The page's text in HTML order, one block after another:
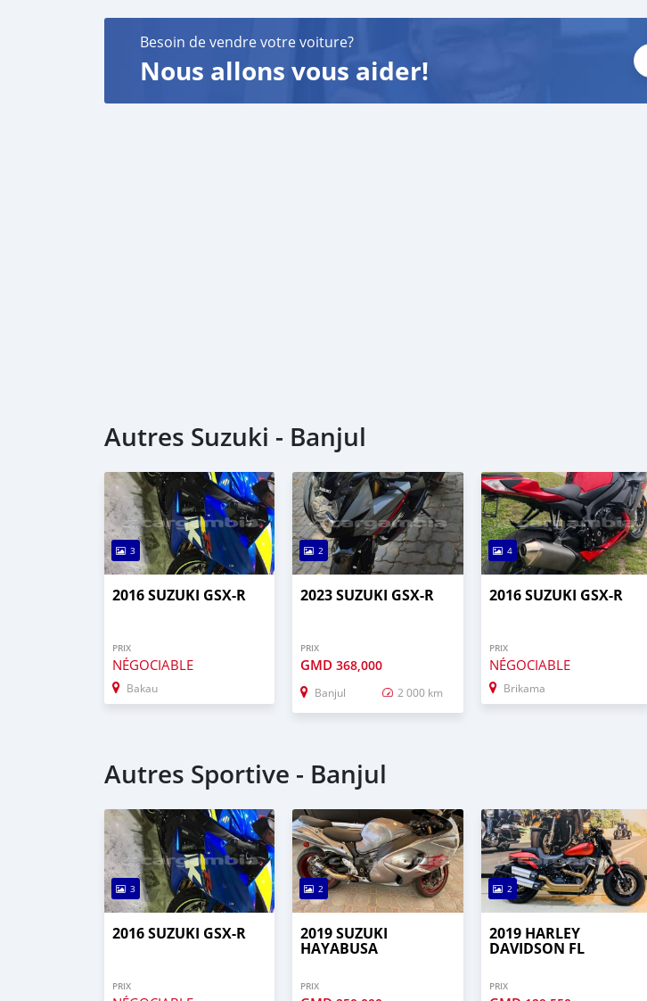
Besoin de vendre votre voiture?
Nous allons vous aider!
Autres Suzuki - Banjul
3
2016 SUZUKI GSX-R
PRIX
NÉGOCIABLE
Bakau
2
2023 SUZUKI GSX-R
PRIX
GMD368,000
Banjul 2 000 km
4
2016 SUZUKI GSX-R
PRIX
NÉGOCIABLE
Brikama
Autres Sportive - Banjul
3
2016 SUZUKI GSX-R
PRIX
2
2019 SUZUKI
HAYABUSA
PRIX
2
2019 HARLEY
DAVIDSON FL
PRIX